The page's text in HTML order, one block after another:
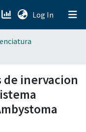
Log In (current)
de inervacion